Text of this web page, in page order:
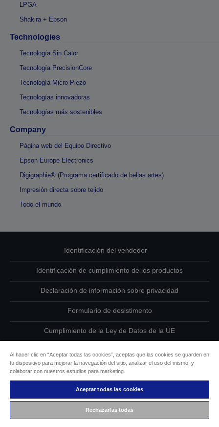
LPGA
Shakira + Epson
Technologies
Tecnología Sin Calor
Tecnología PrecisionCore
Tecnología Micro Piezo
Tecnologías innovadoras
Tecnologías más sostenibles
Company
Página web del Equipo Directivo
Epson Europe Electronics
Digigraphie® (Programa certificado de bellas artes)
Impresión directa sobre tejido
Todo el mundo
Identificación del vendedor
Identificación de cumplimiento de los productos
Declaración de información sobre privacidad
Formulario de desistimento
Cumplimiento de la Ley de Datos de la UE
Información sobre cookies
Compromiso de accesibilidad de Epson
Copyright © 2026 Seiko Epson
Al hacer clic en “Aceptar todas las cookies”, aceptas que las cookies se guarden en
tu dispositivo para mejorar la navegación del sitio, analizar el uso del mismo, y
colaborar con nuestros estudios para marketing.
Aceptar todas las cookies
Rechazarlas todas